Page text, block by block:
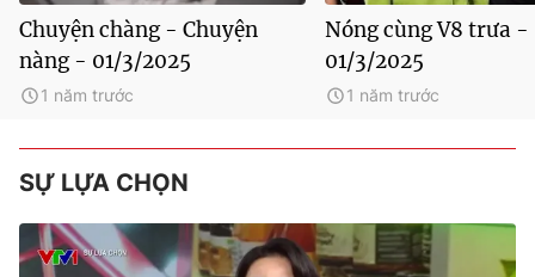
Chuyện chàng - Chuyện
nàng - 01/3/2025
1 năm trước
Nóng cùng V8 trưa -
01/3/2025
1 năm trước
SỰ LỰA CHỌN